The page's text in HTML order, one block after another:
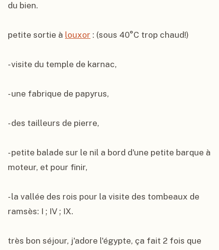
du bien.
petite sortie à louxor : (sous 40°C trop chaud!)
- visite du temple de karnac,
- une fabrique de papyrus,
- des tailleurs de pierre,
- petite balade sur le nil a bord d'une petite barque à
moteur, et pour finir,
- la vallée des rois pour la visite des tombeaux de
ramsès: I ; IV ; IX.
très bon séjour, j'adore l'égypte, ça fait 2 fois que